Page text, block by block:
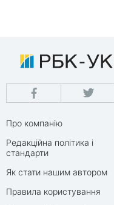
Про компанію
Редакційна політика і
стандарти
Як стати нашим автором
Правила користування